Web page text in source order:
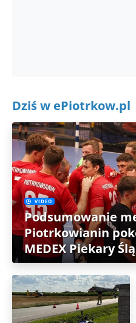
Dziś w ePiotrkow.pl
VIDEO
Podsumowanie
Piotrkowianin
MEDEX Piekary